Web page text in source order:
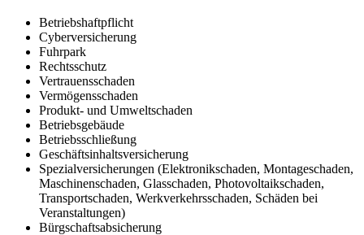
Betriebshaftpflicht
Cyberversicherung
Fuhrpark
Rechtsschutz
Vertrauensschaden
Vermögensschaden
Produkt- und Umweltschaden
Betriebsgebäude
Betriebsschließung
Geschäftsinhaltsversicherung
Spezialversicherungen (Elektronikschaden, Montageschaden,
Maschinenschaden, Glasschaden, Photovoltaikschaden,
Transportschaden, Werkverkehrsschaden, Schäden bei
Veranstaltungen)
Bürgschaftsabsicherung